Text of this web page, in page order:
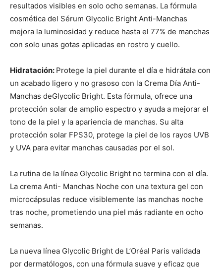
resultados visibles en solo ocho semanas. La fórmula
cosmética del Sérum Glycolic Bright Anti-Manchas
mejora la luminosidad y reduce hasta el 77% de manchas
con solo unas gotas aplicadas en rostro y cuello.
Hidratación: Protege la piel durante el día e hidrátala con
un acabado ligero y no grasoso con la Crema Día Anti-
Manchas deGlycolic Bright. Esta fórmula, ofrece una
protección solar de amplio espectro y ayuda a mejorar el
tono de la piel y la apariencia de manchas. Su alta
protección solar FPS30, protege la piel de los rayos UVB
y UVA para evitar manchas causadas por el sol.
La rutina de la línea Glycolic Bright no termina con el día.
La crema Anti- Manchas Noche con una textura gel con
microcápsulas reduce visiblemente las manchas noche
tras noche, prometiendo una piel más radiante en ocho
semanas.
La nueva línea Glycolic Bright de L’Oréal Paris validada
por dermatólogos, con una fórmula suave y eficaz que